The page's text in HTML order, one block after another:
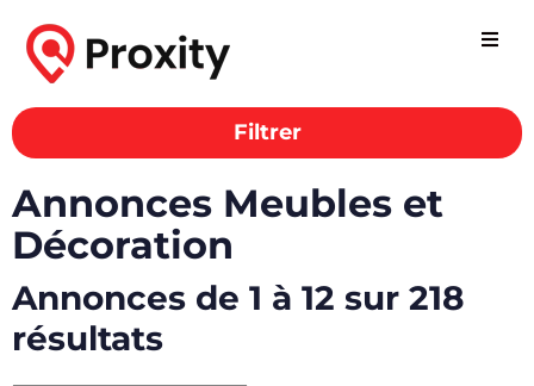
Filtrer
Annonces Meubles et
Décoration
Annonces de 1 à 12 sur 218
résultats